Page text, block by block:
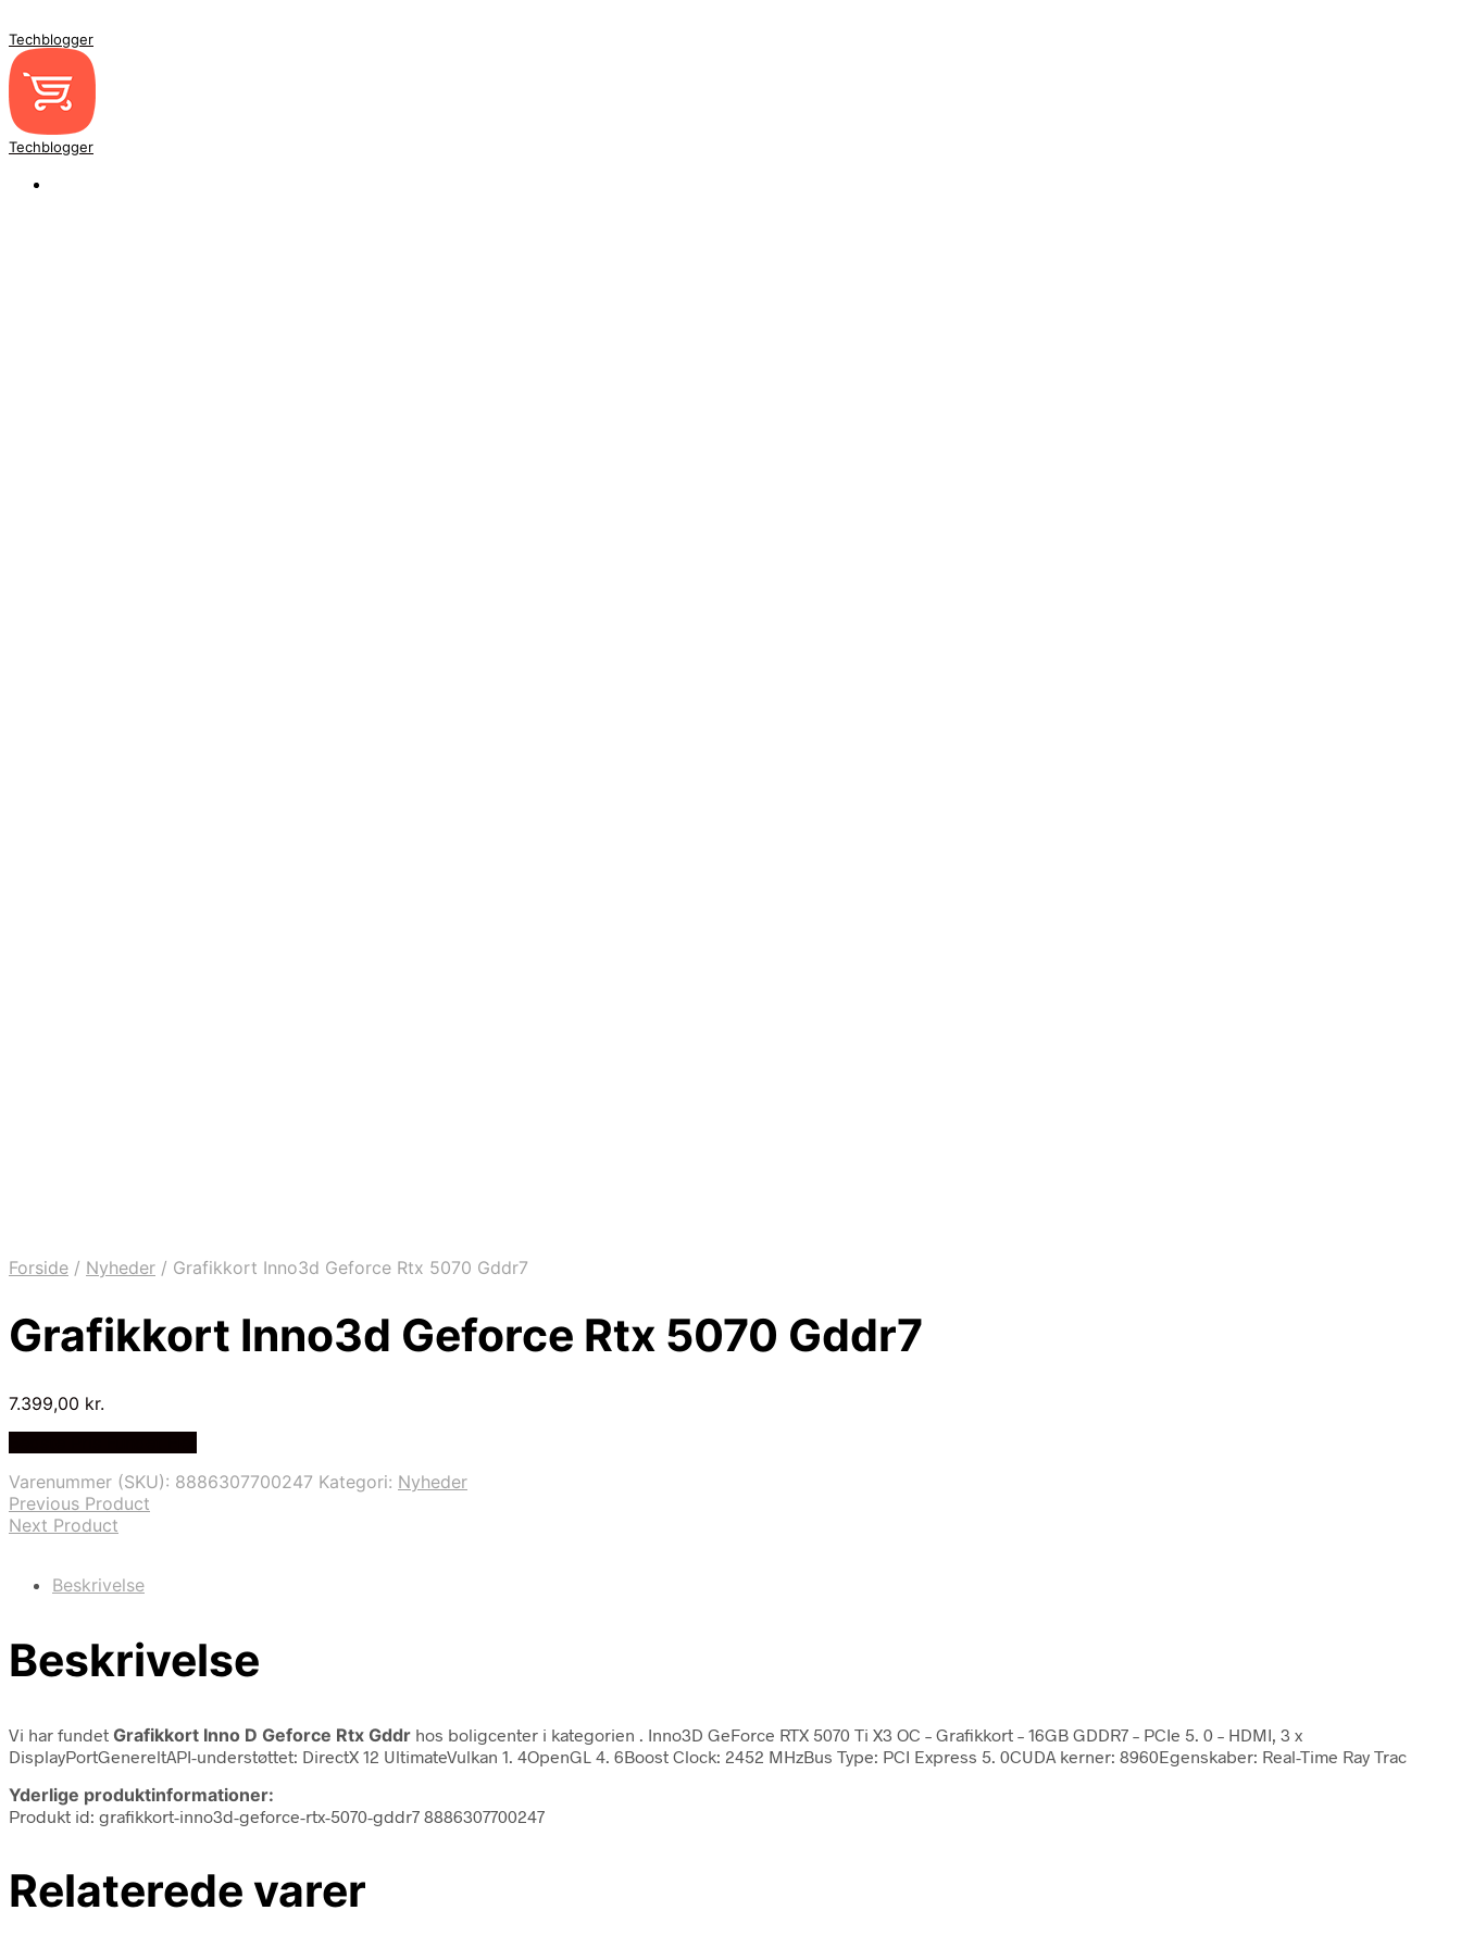
Techblogger
Techblogger
Forside / Nyheder / Grafikkort Inno3d Geforce Rtx 5070 Gddr7
Grafikkort Inno3d Geforce Rtx 5070 Gddr7
7.399,00 kr.
Varenummer (SKU): 8886307700247 Kategori: Nyheder
Previous Product
Next Product
Beskrivelse
Beskrivelse
Vi har fundet Grafikkort Inno D Geforce Rtx Gddr hos boligcenter i kategorien
. Inno3D GeForce RTX 5070 Ti X3 OC – Grafikkort – 16GB GDDR7 – PCIe 5. 0 – HDMI, 3 x
DisplayPortGenereltAPI-understøttet: DirectX 12 UltimateVulkan 1. 4OpenGL 4. 6Boost Clock: 2452 MHzBus Type: PCI Express 5. 0CUDA kerner: 8960Egenskaber: Real-Time Ray Trac
Yderlige produktinformationer:
Produkt id: grafikkort-inno3d-geforce-rtx-5070-gddr7 8886307700247
Relaterede varer